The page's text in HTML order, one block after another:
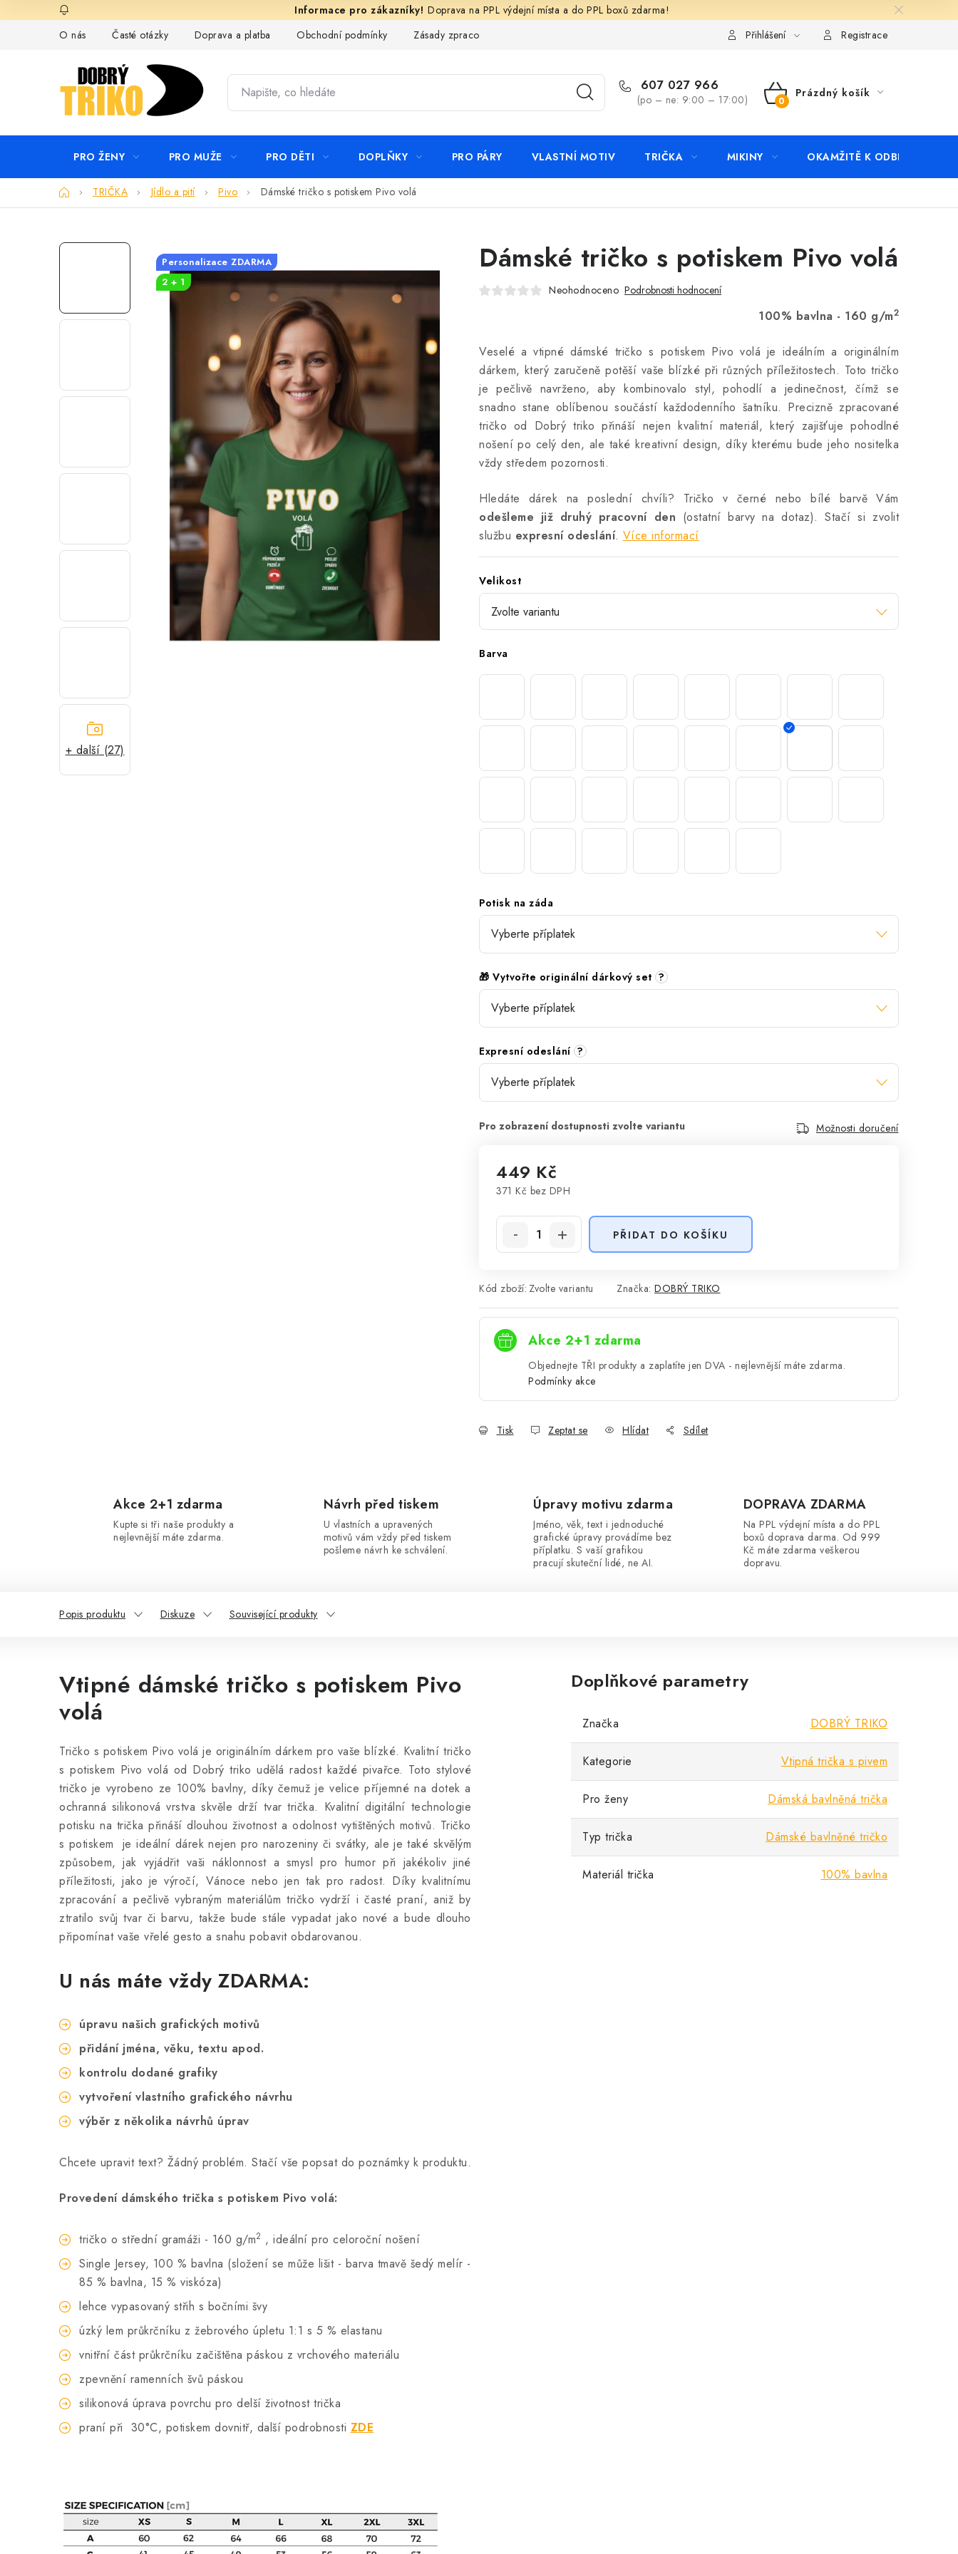
na
Doprava na PPL výdejní místa a do PPL boxů zdarma!
O nás
Časté otázky Doprava a platba Obchodní podmínky Zásady zpracování ochrany osobních údajů KontaktyPřihlášení Registrace
607 027 966
(po – ne: 9:00 – 17:00)
NÁKUPNÍ
Prázdný košík
PRO ŽENY PRO MUŽE PRO DĚTI DOPLŇKY PRO PÁRY VLASTNÍ MOTIV TRIČKA MIKINY OKAMŽITĚ K ODBĚRU
DomůTRIČKA Jídlo a pití Pivo Dámské tričko s potiskem Pivo volá
+ další (27)
Dámské tričko s potiskem Pivo volá
Neohodnoceno Podrobnosti hodnocení
100% bavlna - 160 g/m2
Veselé a vtipné dámské tričko s potiskem Pivo volá je ideálním a originálním
dárkem, který zaručeně potěší vaše blízké při různých příležitostech. Toto tričko
je pečlivě navrženo, aby kombinovalo styl, pohodlí a jedinečnost, čímž se
snadno stane oblíbenou součástí každodenního šatníku. Precizně zpracované
tričko od Dobrý triko přináší nejen kvalitní materiál, který zajišťuje pohodlné
nošení po celý den, ale také kreativní design, díky kterému bude jeho nositelka
vždy středem pozornosti.
Hledáte dárek na poslední chvíli? Tričko v černé nebo bílé barvě Vám
odešleme již druhý pracovní den (ostatní barvy na dotaz). Stačí si zvolit
službu expresní odeslání. Více informací
Velikost
Barva
Potisk na záda
🎁 Vytvořte originální dárkový set ?
Expresní odeslání ?
Možnosti doručení
449 Kč
371 Kč bez DPH
PŘIDAT DO KOŠÍKU
Kód zboží: Zvolte variantu Značka: DOBRÝ TRIKO
Akce 2+1 zdarma
Objednejte TŘI produkty a zaplatíte jen DVA - nejlevnější máte zdarma.
Podmínky akce
Tisk Zeptat se Hlídat Sdílet
Personalizace ZDARMA
2 + 1
Akce 2+1 zdarma
Kupte si tři naše produkty a
nejlevnější máte zdarma.
Návrh před tiskem
U vlastních a upravených
motivů vám vždy před tiskem
pošleme návrh ke schválení.
Úpravy motivu zdarma
Jméno, věk, text i jednoduché
grafické úpravy provádíme bez
příplatku. S vaší grafikou
pracují skuteční lidé, ne AI.
DOPRAVA ZDARMA
Na PPL výdejní místa a do PPL
boxů doprava darma. Od 999
Kč máte zdarma veškerou
dopravu.
Popis produktu Diskuze Související produkty
Vtipné dámské tričko s potiskem Pivo
volá
Tričko s potiskem Pivo volá je originálním dárkem pro vaše blízké. Kvalitní tričko
s potiskem Pivo volá od Dobrý triko udělá radost každé pivařce. Toto stylové
tričko je vyrobeno ze 100% bavlny, díky čemuž je velice příjemné na dotek a
ochranná silikonová vrstva skvěle drží tvar trička. Kvalitní digitální technologie
potisku na trička přináší dlouhou životnost a odolnost vytištěných motivů. Tričko
s potiskem je ideální dárek nejen pro narozeniny či svátky, ale je také skvělým
způsobem, jak vyjádřit vaši náklonnost a smysl pro humor při jakékoliv jiné
příležitosti, jako je výročí, Vánoce nebo jen tak pro radost. Díky kvalitnímu
zpracování a pečlivě vybraným materiálům tričko vydrží i časté praní, aniž by
ztratilo svůj tvar či barvu, takže bude stále vypadat jako nové a bude dlouho
připomínat vaše vřelé gesto a snahu pobavit obdarovanou.
U nás máte vždy ZDARMA:
úpravu našich grafických motivů
přidání jména, věku, textu apod.
kontrolu dodané grafiky
vytvoření vlastního grafického návrhu
výběr z několika návrhů úprav
Chcete upravit text? Žádný problém. Stačí vše popsat do poznámky k produktu.
Provedení dámského trička s potiskem Pivo volá:
tričko o střední gramáži - 160 g/m2 , ideální pro celoroční nošení
Single Jersey, 100 % bavlna (složení se může lišit - barva tmavě šedý melír -
85 % bavlna, 15 % viskóza)
lehce vypasovaný střih s bočními švy
úzký lem průkrčníku z žebrového úpletu 1:1 s 5 % elastanu
vnitřní část průkrčníku začištěna páskou z vrchového materiálu
zpevnění ramenních švů páskou
silikonová úprava povrchu pro delší životnost trička
praní při 30°C, potiskem dovnitř, další podrobnosti ZDE
Doplňkové parametry
Značka DOBRÝ TRIKO
Kategorie Vtipná trička s pivem
Pro ženy Dámská bavlněná trička
Typ trička Dámské bavlněné tričko
Materiál trička 100% bavlna